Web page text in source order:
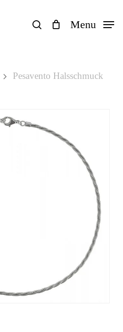
search MenuClose
Cart
Pesavento Halsschmuck